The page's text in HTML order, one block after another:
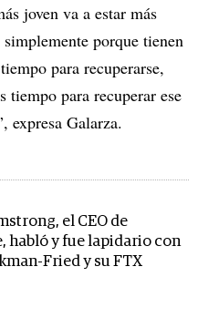
joven va a estar más
porque tienen
para recuperarse,
tiempo para recuperar ese
expresa Galarza.
el CEO de
habló y fue lapidario con
Fried y su FTX